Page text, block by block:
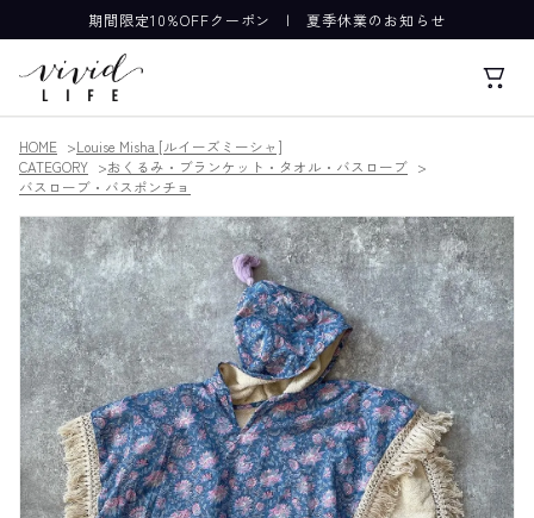
期間限定10%OFFクーポン |夏季休業のお知らせ
HOME
Louise Misha [ルイーズミーシャ]
CATEGORY
おくるみ・ブランケット・タオル・バスローブ
バスローブ・バスポンチョ